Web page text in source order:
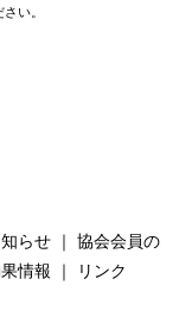
い。
らせ ｜ 協会会員の
情報 ｜ リンク